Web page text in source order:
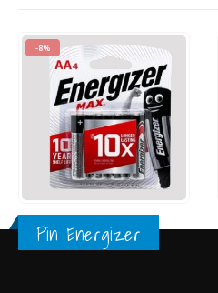
-50%
out of 5
50.000₫ 25.000₫
THÊM VÀO GIỎ HÀNG
XEM NHANH
Pin Energizer